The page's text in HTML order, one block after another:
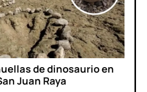
de dinosaurio en
Juan Raya